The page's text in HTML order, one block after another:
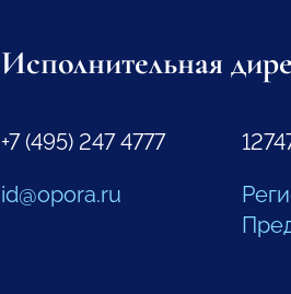
Исполнительная
+7 (495) 247 4777
id@opora.ru